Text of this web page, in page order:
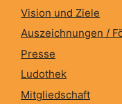
Vision und Ziele
Auszeichnungen /
Presse
Ludothek
Mitgliedschaft